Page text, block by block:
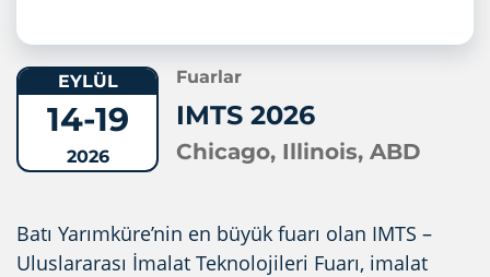
EYLÜL
14-19
2026
Fuarlar
IMTS 2026
Chicago, Illinois, ABD
Batı Yarımküre’nin en büyük fuarı olan IMTS –
Uluslararası İmalat Teknolojileri Fuarı, imalat